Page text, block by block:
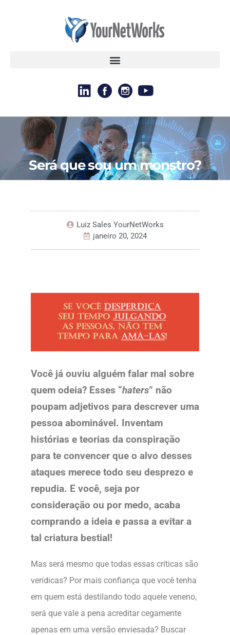
Será que sou um monstro?
Luiz Sales YourNetWorks
janeiro 20, 2024
Você já ouviu alguém falar mal sobre
quem odeia? Esses “haters” não
poupam adjetivos para descrever uma
pessoa abominável. Inventam
histórias e teorias da conspiração
para te convencer que o alvo desses
ataques merece todo seu desprezo e
repudia. E você, seja por
consideração ou por medo, acaba
comprando a ideia e passa a evitar a
tal criatura bestial!
Mas será mesmo que todas essas críticas são
verídicas? Por mais confiança que você tenha
em quem está destilando todo aquele veneno,
será que vale a pena acreditar cegamente
apenas em uma versão enviesada? Buscar